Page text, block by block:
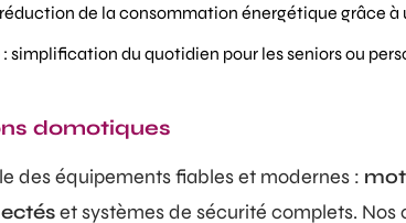
de la consommation énergétique grâce
: simplification du quotidien pour les seniors ou
domotiques
des équipements fiables et modernes :
et systèmes de sécurité complets. Nos